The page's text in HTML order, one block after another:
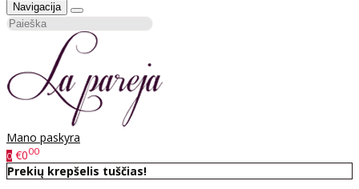
Navigacija
Mano paskyra
0 €000
Prekių krepšelis tuščias!